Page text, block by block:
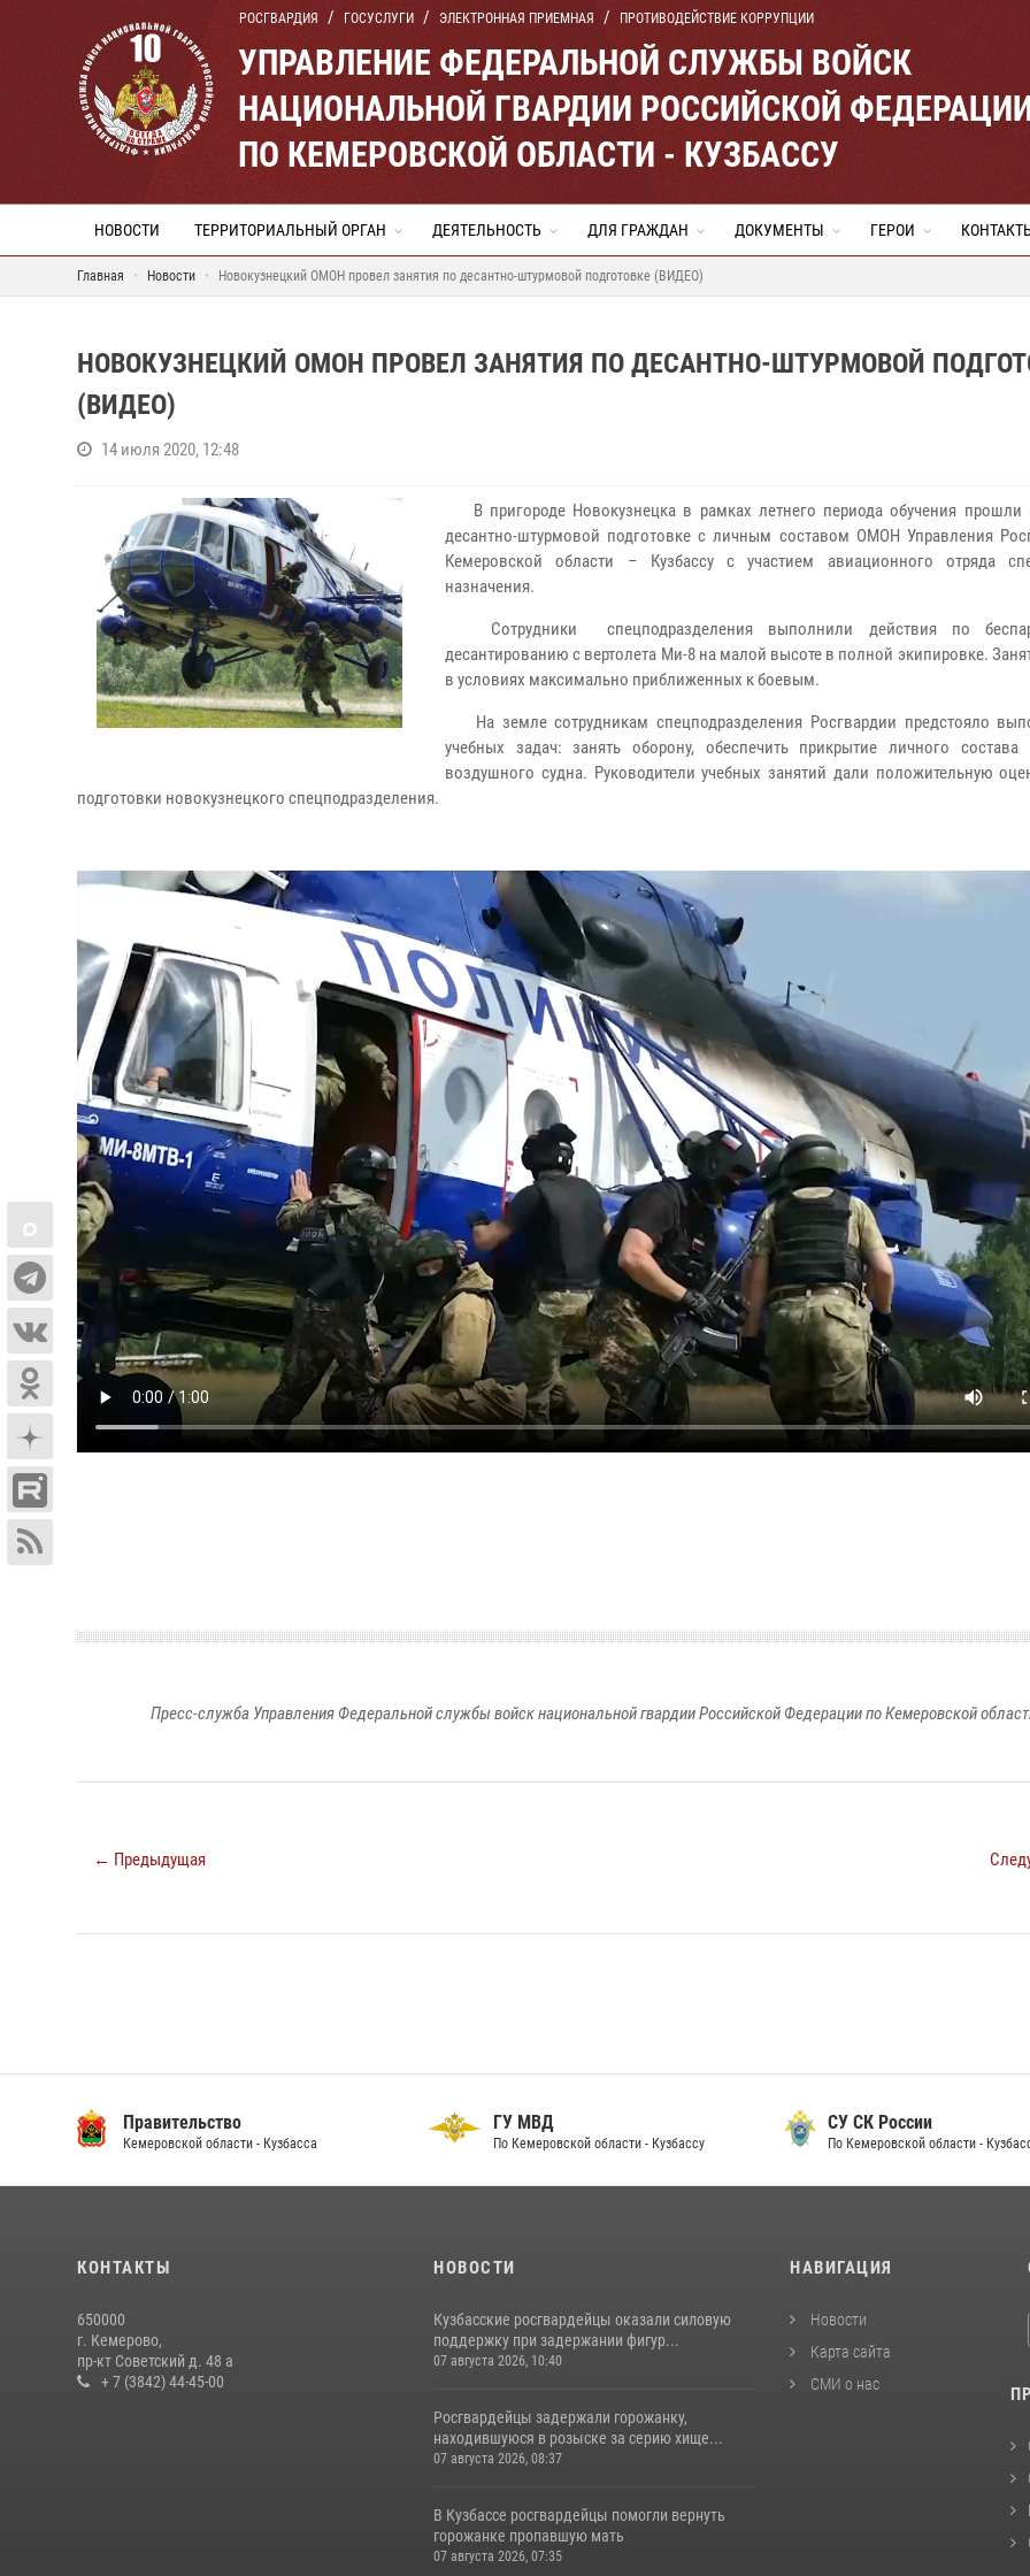
РОСГВАРДИЯ ГОСУСЛУГИ ЭЛЕКТРОННАЯ ПРИЕМНАЯ ПРОТИВОДЕЙСТВИЕ КОРРУПЦИИ
УПРАВЛЕНИЕ ФЕДЕРАЛЬНОЙ СЛУЖБЫ ВОЙСК
НАЦИОНАЛЬНОЙ ГВАРДИИ РОССИЙСКОЙ
ПО КЕМЕРОВСКОЙ ОБЛАСТИ - КУЗБАССУ
НОВОСТИ ТЕРРИТОРИАЛЬНЫЙ ОРГАН ДЕЯТЕЛЬНОСТЬ ДЛЯ ГРАЖДАН ДОКУМЕНТЫ ГЕРОИ
Главная Новости Новокузнецкий ОМОН провел занятия по десантно-штурмовой подготовке (ВИДЕО)
НОВОКУЗНЕЦКИЙ ОМОН ПРОВЕЛ ЗАНЯТИЯ ПО ДЕСАНТНО-ШТУРМОВОЙ
(ВИДЕО)
14 июля 2020, 12:48
В пригороде Новокузнецка в рамках летнего периода обучения прошли
десантно-штурмовой подготовке с личным составом ОМОН Управления
Кемеровской области – Кузбассу с участием авиационного отряда
назначения.
Сотрудники спецподразделения выполнили действия по
десантированию с вертолета Ми‑8 на малой высоте в полной экипировке.
в условиях максимально приближенных к боевым.
На земле сотрудникам спецподразделения Росгвардии предстояло
учебных задач: занять оборону, обеспечить прикрытие личного
воздушного судна. Руководители учебных занятий дали положительную
подготовки новокузнецкого спецподразделения.
Пресс-служба Управления Федеральной службы войск национальной гвардии Российской Федерации по Кемеровской
← Предыдущая
Правительство
Кемеровской области - Кузбасса
ГУ МВД
По Кемеровской области - Кузбассу
СУ СК России
По Кемеровской области -
КОНТАКТЫ
650000
г. Кемерово,
пр-кт Советский д. 48 а
+ 7 (3842) 44-45-00
НОВОСТИ
Кузбасские росгвардейцы оказали силовую
поддержку при задержании фигур...
07 августа 2026, 10:40
Росгвардейцы задержали горожанку,
находившуюся в розыске за серию хище...
07 августа 2026, 08:37
В Кузбассе росгвардейцы помогли вернуть
горожанке пропавшую мать
07 августа 2026, 07:35
НАВИГАЦИЯ
Новости
Карта сайта
СМИ о нас